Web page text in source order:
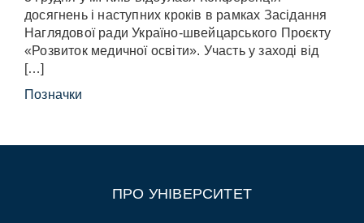
досягнень і наступних кроків в рамках Засідання
Наглядової ради Україно-швейцарського Проєкту
«Розвиток медичної освіти». Участь у заході від
[…]
Позначки
ПРО УНІВЕРСИТЕТ